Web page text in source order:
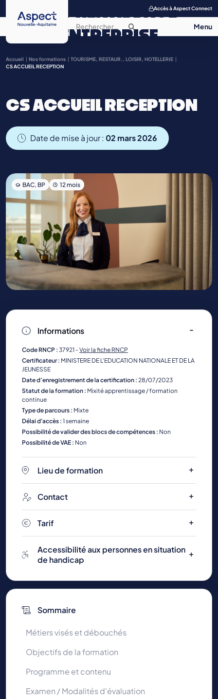
Accès à Aspect Connect
APPRENTISSAGE
ENTREPRISE
SALON DE
CONTACT
Accueil Nos formations
TOURISME, RESTAUR., LOISIR, HOTELLERIE
CS ACCUEIL RECEPTION
CS ACCUEIL RECEPTION
Date de mise à jour : 02 mars 2026
BAC, BP 12 mois
Informations
Code RNCP : 37921 - Voir la fiche RNCP
Certificateur : MINISTERE DE L'EDUCATION NATIONALE ET DE LA
JEUNESSE
Date d’enregistrement de la certification : 28/07/2023
Statut de la formation : Mixité apprentissage / formation
continue
Type de parcours : Mixte
Délai d'accès : 1 semaine
Possibilité de valider des blocs de compétences : Non
Possibilité de VAE : Non
Lieu de formation
Contact
Tarif
Accessibilité aux personnes en situation
de handicap
Sommaire
Métiers visés et débouchés
Objectifs de la formation
Programme et contenu
Examen / Modalités d'évaluation